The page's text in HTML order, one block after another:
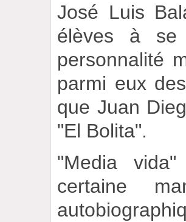
José Luis
élèves à se
personnalité
parmi eux
que Juan
"El Bolita".
"Media
certaine